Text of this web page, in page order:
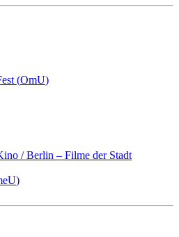
(OmU)
/Berlin – Filme der Stadt
)